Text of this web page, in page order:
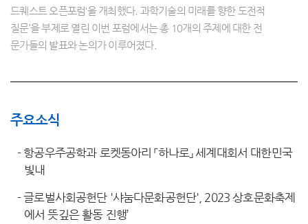
드퀘스트 오픈포럼‘을 개최했다. 과학기술의 미래를 향한 도전적
질문’을 부제로 열린 이번 포럼에서는 총 10개의 주제에 대한 전
문가들의 발표와 논의가 이루어졌다.
주요소식
-항공우주공학과 로켓동아리 「하나로」 세계대회서 대한민국
빛내
-글로벌사회공헌단 '샤눔다문화공헌단', 2023 상호문화축제
에서 뜻깊은 활동 진행’